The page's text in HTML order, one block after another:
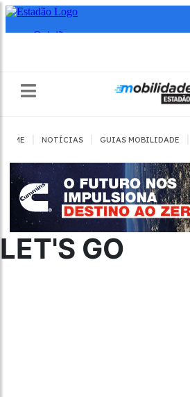
HOME NOTÍCIAS GUIAS MOBILIDADE
LET'S GO